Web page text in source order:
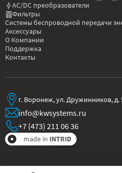
AC/DC преобразователи
Фильтры
Системы беспроводной передачи
Аксессуары
О Компании
Поддержка
Контакты
г. Воронеж, ул. Дружинников, д.
info@kwsystems.ru
+7 (473) 211 06 36
made in INTRID